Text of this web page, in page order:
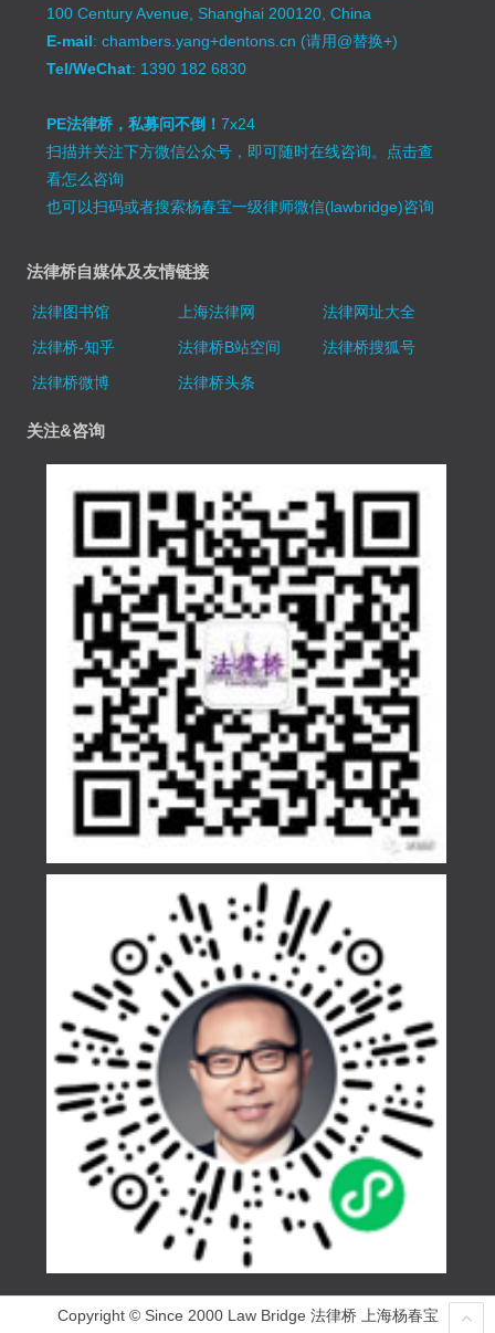
100 Century Avenue, Shanghai 200120, China
E-mail: chambers.yang+dentons.cn (请用@替换+)
Tel/WeChat: 1390 182 6830
PE法律桥，私募问不倒！7x24
扫描并关注下方微信公众号，即可随时在线咨询。 点击查
看怎么咨询
也可以扫码或者搜索杨春宝一级律师微信(lawbridge)咨询
法律桥自媒体及友情链接
法律图书馆 上海法律网
法律网址大全
法律桥-知乎
法律桥B站空间
法律桥搜狐号
法律桥微博
法律桥头条
关注&咨询
Copyright © Since 2000 Law Bridge 法律桥 上海杨春宝